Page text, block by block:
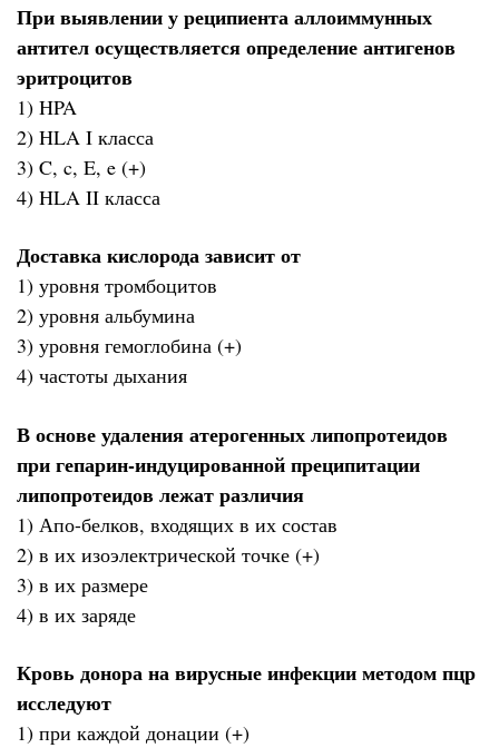
При выявлении у реципиента аллоиммунных
антител осуществляется определение антигенов
эритроцитов
1) HPA
2) HLA I класса
3) C, c, E, e (+)
4) HLA II класса
Доставка кислорода зависит от
1) уровня тромбоцитов
2) уровня альбумина
3) уровня гемоглобина (+)
4) частоты дыхания
В основе удаления атерогенных липопротеидов
при гепарин-индуцированной преципитации
липопротеидов лежат различия
1) Апо-белков, входящих в их состав
2) в их изоэлектрической точке (+)
3) в их размере
4) в их заряде
Кровь донора на вирусные инфекции методом пцр
исследуют
1) при каждой донации (+)